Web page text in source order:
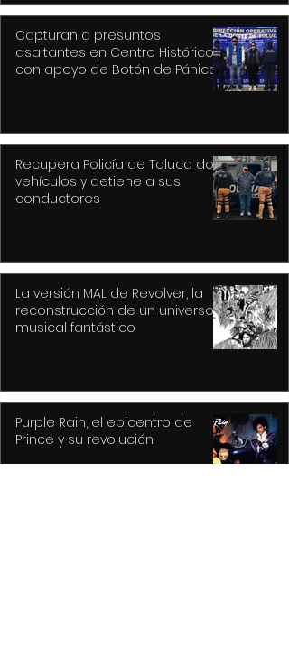
Capturan a presuntos
asaltantes en Centro Histórico
con apoyo de Botón de Pánico y
Recupera Policía de Toluca dos
vehículos y detiene a sus
conductores
La versión MAL de Revolver, la
reconstrucción de un universo
musical fantástico
Purple Rain, el epicentro de
Prince y su revolución